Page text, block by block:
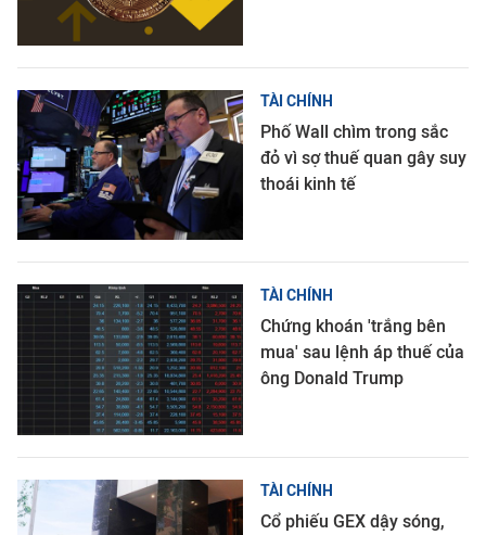
TÀI CHÍNH
Phố Wall chìm trong sắc
đỏ vì sợ thuế quan gây suy
thoái kinh tế
TÀI CHÍNH
Chứng khoán 'trắng bên
mua' sau lệnh áp thuế của
ông Donald Trump
TÀI CHÍNH
Cổ phiếu GEX dậy sóng,